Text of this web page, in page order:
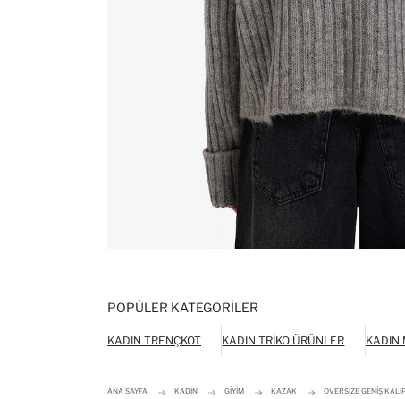
POPÜLER KATEGORILER
KADIN TRENÇKOT KADIN TRIKO ÜRÜNLER KADIN
ANA SAYFA KADIN GIYIM KAZAK OVERSIZE GENIŞ